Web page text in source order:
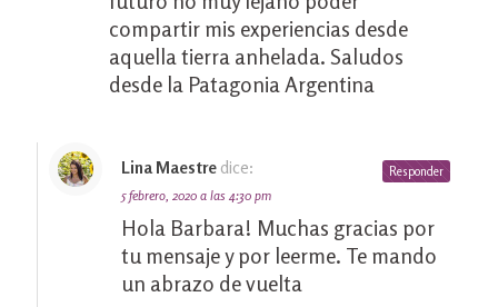
compartir mis experiencias desde
aquella tierra anhelada. Saludos
desde la Patagonia Argentina
Lina Maestre dice:
5 febrero, 2020 a las 4:30 pm
Hola Barbara! Muchas gracias por
tu mensaje y por leerme. Te mando
un abrazo de vuelta
Responder